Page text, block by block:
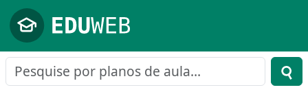
Pular para o conteúdo principal